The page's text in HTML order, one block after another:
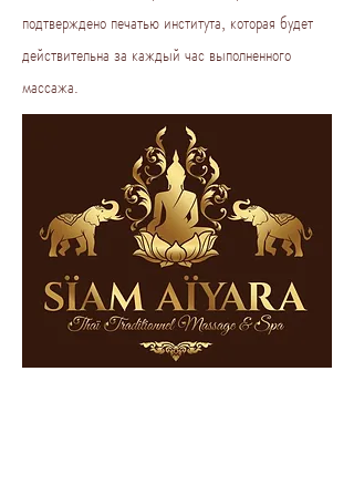
подтверждено печатью института, которая будет
действительна за каждый час выполненного
массажа.